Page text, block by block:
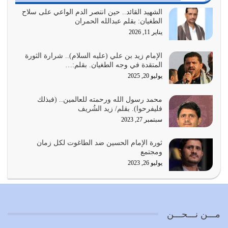
أمة عاجزة عن النهوض…
يوليو 23, 2026
بحبل الله جميعاً وليس كل…
يوليو 22, 2026
يشاء ويذل من يشاء
يوليو 21, 2026
كل زمان…
يوليو 19, 2026
الوظيفة عبارة عن مسؤولية يجب النهوض بها كما ينبغي لكي
الشهيد القائد.. حين انتصر الدم الواعي على سلاح
الطغيان: بقلم عبدالله الحمران
يناير 11, 2026
الإمام زيد بن علي (عليه السلام).. شرارة الثورة
المتقدة في وجه الطغيان. بقلم:…
يوليو 20, 2025
محمد رسول الله ورحمته للعالمين.. (فبذلك
فليفرحوا). بقلم/ زيد الشُريف
سبتمبر 27, 2023
ثورة الإمام الحسين ضد الطاغوت لكل زمان
ومجتمع
يوليو 26, 2023
مـــن نـــحـــن